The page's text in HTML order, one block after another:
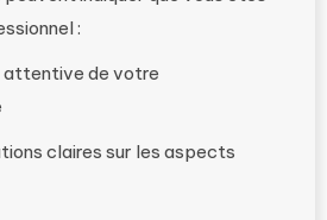
:
attentive de votre
claires sur les aspects